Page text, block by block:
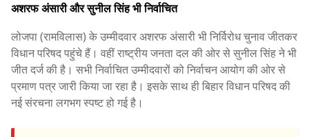
अशरफ अंसारी और सुनील सिंह भी निर्वाचित
लोजपा (रामविलास) के उम्मीदवार अशरफ अंसारी भी निर्विरोध चुनाव जीतकर
विधान परिषद पहुंचे हैं। वहीं राष्ट्रीय जनता दल की ओर से सुनील सिंह ने भी
जीत दर्ज की है। सभी निर्वाचित उम्मीदवारों को निर्वाचन आयोग की ओर से
प्रमाण पत्र जारी किया जा रहा है। इसके साथ ही बिहार विधान परिषद की
नई संरचना लगभग स्पष्ट हो गई है।